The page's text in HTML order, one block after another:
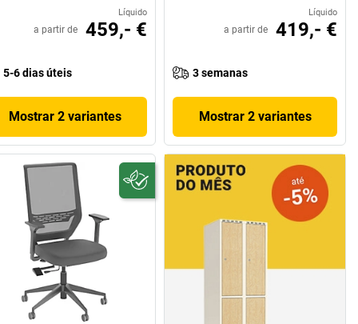
Líquido
a partir de 459,- €
5-6 dias úteis
Mostrar 2 variantes
Líquido
a partir de 419,- €
3 semanas
Mostrar 2 variantes